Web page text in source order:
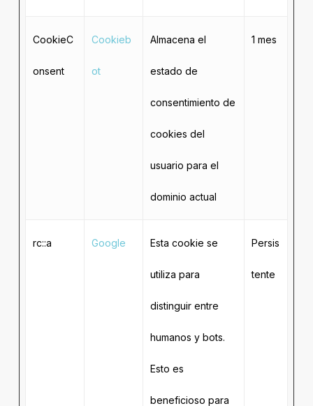
CookieC
onsent
Cookieb
ot
Almacena el
estado de
consentimiento de
cookies del
usuario para el
dominio actual
1 mes
rc::a Google Esta cookie se
utiliza para
distinguir entre
humanos y bots.
Esto es
beneficioso para
Persis
tente